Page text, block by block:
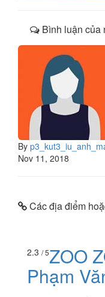
Bình luận của
By
Nov 11, 2018
Các địa điểm
2.3 / 5ZOO
Phạm